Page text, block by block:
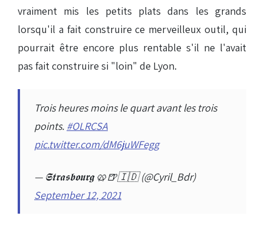
vraiment mis les petits plats dans les grands
lorsqu'il a fait construire ce merveilleux outil, qui
pourrait être encore plus rentable s'il ne l'avait
pas fait construire si "loin" de Lyon.
Trois heures moins le quart avant les trois
points. #OLRCSA
pic.twitter.com/dM6juWFegg
— 𝕾𝖙𝖗𝖆𝖘𝖇𝖔𝖚𝖗𝖌 🥨🍺🇮🇩 (@Cyril_Bdr)
September 12, 2021